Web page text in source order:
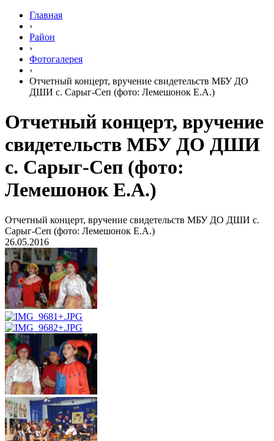
Главная
›
Район
›
Фотогалерея
›
Отчетный концерт, вручение свидетельств МБУ ДО
ДШИ с. Сарыг-Сеп (фото: Лемешонок Е.А.)
Отчетный концерт, вручение
свидетельств МБУ ДО ДШИ
с. Сарыг-Сеп (фото:
Лемешонок Е.А.)
Отчетный концерт, вручение свидетельств МБУ ДО ДШИ с.
Сарыг-Сеп (фото: Лемешонок Е.А.)
26.05.2016